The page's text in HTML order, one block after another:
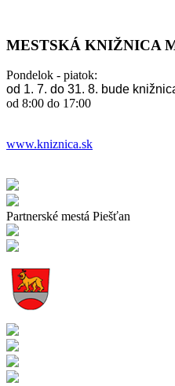
MESTSKÁ KNIŽNICA
Pondelok - piatok:
od 1. 7. do 31. 8. bude
od 8:00 do 17:00
www.kniznica.sk
Partnerské mestá Piešťan